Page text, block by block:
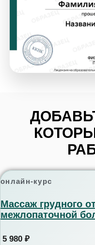
онлайн-курс
Массаж грудного
межлопаточной
5 980 ₽